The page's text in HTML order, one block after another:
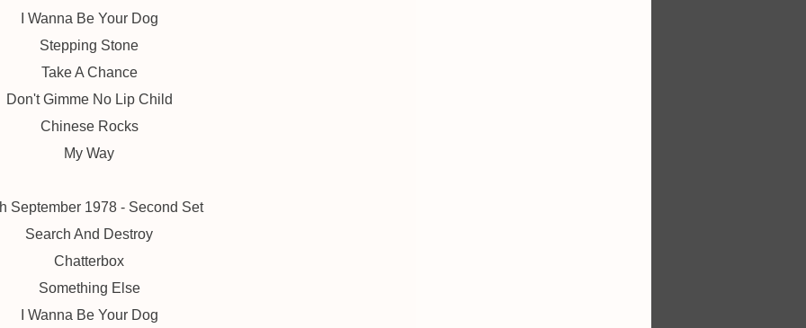
I Wanna Be Your Dog
Stepping Stone
Take A Chance
Don't Gimme No Lip Child
Chinese Rocks
My Way
September 1978 - Second Set
Search And Destroy
Chatterbox
Something Else
I Wanna Be Your Dog